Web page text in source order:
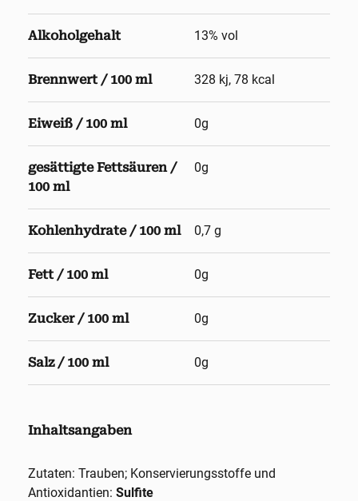
Alkoholgehalt 13% vol
Brennwert / 100 ml 328 kj, 78 kcal
Eiweiß / 100 ml 0g
gesättigte Fettsäuren /
100 ml
0g
Kohlenhydrate / 100 ml 0,7 g
Fett / 100 ml 0g
Zucker / 100 ml 0g
Salz / 100 ml 0g
Inhaltsangaben
Zutaten: Trauben; Konservierungsstoffe und
Antioxidantien: Sulfite